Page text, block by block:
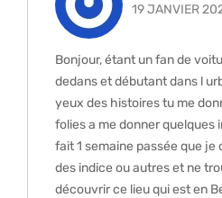
19 JANVIER
Bonjour, étant un fan de
dedans et débutant dans l
yeux des histoires tu me
folies a me donner quelques
fait 1 semaine passée que
des indice ou autres et ne
découvrir ce lieu qui est en